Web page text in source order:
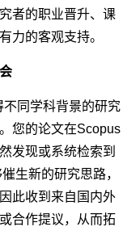
者的职业晋升、课
力的客观支持。
同学科背景的研究
您的论文在Scopus
发现或系统检索到
生新的研究思路，
此收到来自国内外
合作提议，从而拓